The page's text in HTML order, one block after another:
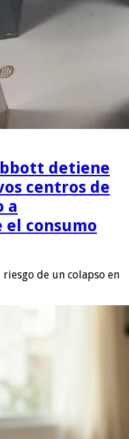
detiene
centros de
a
el consumo
de un colapso en